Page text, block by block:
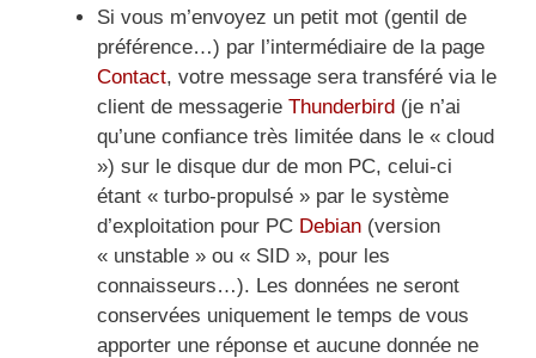
Si vous m’envoyez un petit mot (gentil de
préférence…) par l’intermédiaire de la page
Contact, votre message sera transféré via le
client de messagerie Thunderbird (je n’ai
qu’une confiance très limitée dans le « cloud
») sur le disque dur de mon PC, celui-ci
étant « turbo-propulsé » par le système
d’exploitation pour PC Debian (version
« unstable » ou « SID », pour les
connaisseurs…). Les données ne seront
conservées uniquement le temps de vous
apporter une réponse et aucune donnée ne